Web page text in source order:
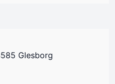
Glesborg